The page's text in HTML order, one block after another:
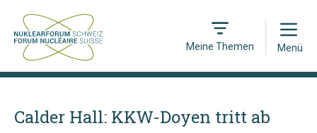
Meine Themen
Open
Menü
Calder Hall: KKW-Doyen tritt ab